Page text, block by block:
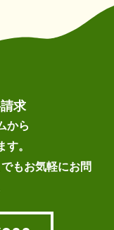
求
から
。
もお気軽にお問